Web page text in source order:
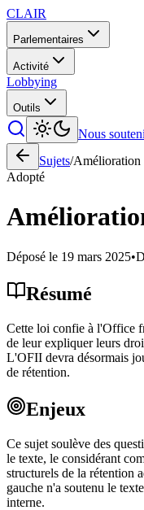
CLAIR
Parlementaires
Activité
Lobbying
Outils
Nous
Sujets/Amélioration
Adopté
Déposé le 19 mars 2025•
Résumé
Cette loi confie à l'Office
de leur expliquer leurs
L'OFII devra désormais
de rétention.
Enjeux
Ce sujet soulève des
le texte, le considérant
structurels de la rétention
gauche n'a soutenu le
interne.